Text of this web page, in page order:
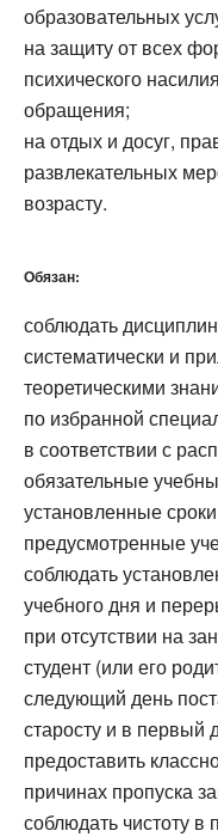
образовательных
на защиту от всех
психического
обращения;
на отдых и досуг,
развлекательных
возрасту.
Обязан:
соблюдать
систематически и
теоретическими
по избранной
в соответствии с
обязательные
установленные
предусмотренные
соблюдать
учебного дня и
при отсутствии на
студент (или его
следующий день
старосту и в первый
предоставить
причинах пропуска
соблюдать чистоту